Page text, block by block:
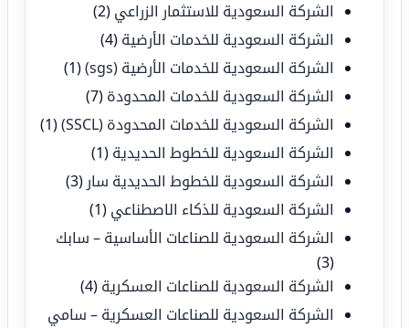
الشركة السعودية للاستثمار الزراعي (2)
الشركة السعودية للخدمات الأرضية (4)
الشركة السعودية للخدمات الأرضية (sgs)
(1)
الشركة السعودية للخدمات المحدودة (7)
الشركة السعودية للخدمات المحدودة (SSCL)
(1)
الشركة السعودية للخطوط الحديدية (1)
الشركة السعودية للخطوط الحديدية سار (3)
الشركة السعودية للذكاء الاصطناعي (1)
الشركة السعودية للصناعات الأساسية – سابك
(3)
الشركة السعودية للصناعات العسكرية (4)
الشركة السعودية للصناعات العسكرية – سامي